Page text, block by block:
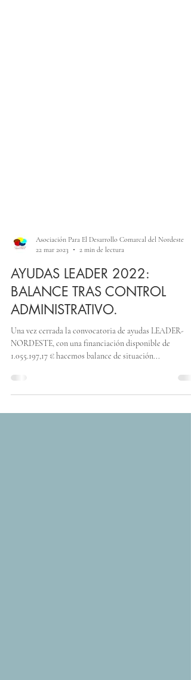
Asociación Para El Desarrollo Comarcal del Nordeste
22 mar 2023
2 min de lectura
AYUDAS LEADER 2022:
ADMINISTRATIVO.
Una vez cerrada la convocatoria de ayudas LEADER-
NORDESTE, con una financiación disponible de